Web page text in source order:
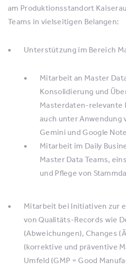
am Produktionsstandort
Teams in vielseitigen Belangen:
Unterstützung im Bereich
Mitarbeit an Master
Konsolidierung und
Masterdaten-relevante
auch unter Anwendung
Gemini und Google
Mitarbeit im Daily
Master Data Teams,
und Pflege von
Mitarbeit bei Initiativen zur
von Qualitäts-Records wie
(Abweichungen), Changes
(korrektive und präventive
Umfeld (GMP = Good